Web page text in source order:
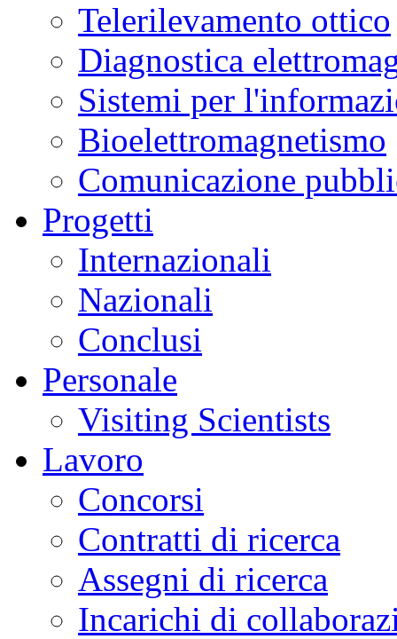
Telerilevamento ottico
Diagnostica
Sistemi per
Bioelettromagnetismo
Comunicazione
Progetti
Internazionali
Nazionali
Conclusi
Personale
Visiting Scientists
Lavoro
Concorsi
Contratti di ricerca
Assegni di ricerca
Incarichi di